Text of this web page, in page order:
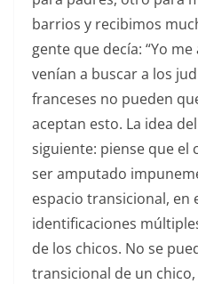
barrios y recibimos
gente que decía: “Yo
venían a buscar a los
franceses no pueden
aceptan esto. La idea
siguiente: piense que el
ser amputado
espacio transicional, en
identificaciones
de los chicos. No se
transicional de un